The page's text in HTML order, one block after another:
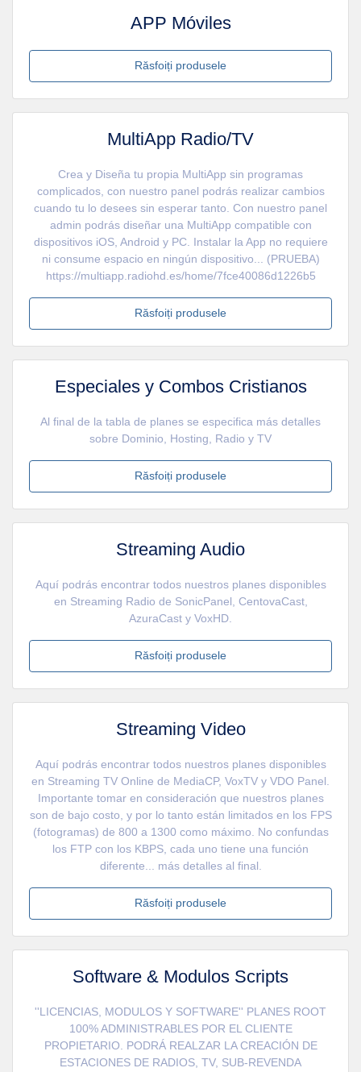
APP Móviles
Răsfoiți produsele
MultiApp Radio/TV
Crea y Diseña tu propia MultiApp sin programas
complicados, con nuestro panel podrás realizar cambios
cuando tu lo desees sin esperar tanto. Con nuestro panel
admin podrás diseñar una MultiApp compatible con
dispositivos iOS, Android y PC. Instalar la App no requiere
ni consume espacio en ningún dispositivo... (PRUEBA)
https://multiapp.radiohd.es/home/7fce40086d1226b5
Răsfoiți produsele
Especiales y Combos Cristianos
Al final de la tabla de planes se especifica más detalles
sobre Dominio, Hosting, Radio y TV
Răsfoiți produsele
Streaming Audio
Aquí podrás encontrar todos nuestros planes disponibles
en Streaming Radio de SonicPanel, CentovaCast,
AzuraCast y VoxHD.
Răsfoiți produsele
Streaming Video
Aquí podrás encontrar todos nuestros planes disponibles
en Streaming TV Online de MediaCP, VoxTV y VDO Panel.
Importante tomar en consideración que nuestros planes
son de bajo costo, y por lo tanto están limitados en los FPS
(fotogramas) de 800 a 1300 como máximo. No confundas
los FTP con los KBPS, cada uno tiene una función
diferente... más detalles al final.
Răsfoiți produsele
Software & Modulos Scripts
''LICENCIAS, MODULOS Y SOFTWARE'' PLANES ROOT
100% ADMINISTRABLES POR EL CLIENTE
PROPIETARIO. PODRÁ REALZAR LA CREACIÓN DE
ESTACIONES DE RADIOS, TV, SUB-REVENDA